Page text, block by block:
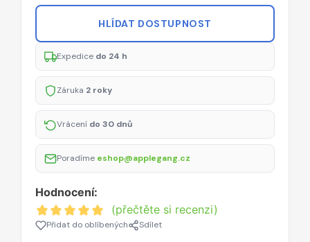
HLÍDAT DOSTUPNOST
Expedice do 24 h
Záruka 2 roky
Vrácení do 30 dnů
Poradíme eshop@applegang.cz
Hodnocení:
(přečtěte si recenzi)
Přidat do oblíbených Sdílet